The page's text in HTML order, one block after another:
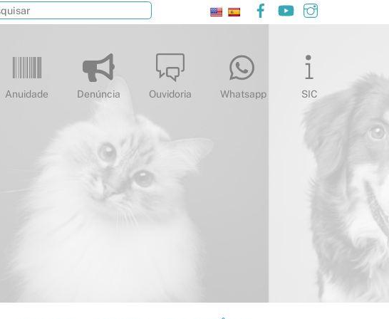
Facebook
YouTube
Anuidade Denúncia Ouvidoria Whatsapp SIC